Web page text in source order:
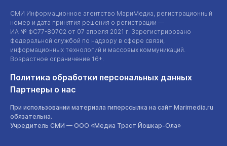
СМИ Информационное агентство МариМедиа, регистрационный
номер и дата принятия решения о регистрации —
ИА № ФС77-80702 от 07 апреля 2021 г. Зарегистрировано
Федеральной службой по надзору в сфере связи,
информационных технологий и массовых коммуникаций.
Возрастное ограничение 16+.
Политика обработки персональных данных
Партнеры о нас
При использовании материала гиперссылка на сайт Marimedia.ru
обязательна.
Учредитель СМИ — ООО «Медиа Траст Йошкар-Ола»